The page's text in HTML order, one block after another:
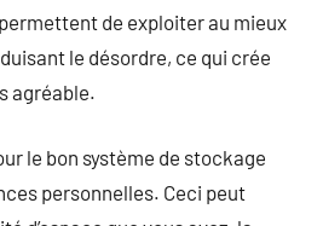
de exploiter au mieux
le désordre, ce qui crée
agréable.
le bon système de stockage
personnelles. Ceci peut